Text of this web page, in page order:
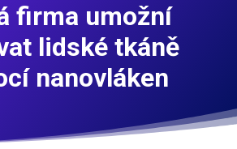
firma umožní
lidské tkáně
nanovláken